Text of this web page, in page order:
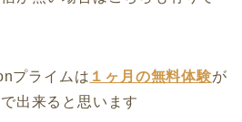
プライムは １ヶ月の無料体験が
出来ると思います